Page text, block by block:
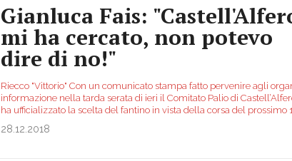
Gianluca Fais:
mi ha cercato, non potevo
dire di no!"
Riecco "Vittorio" Con un comunicato stampa fatto pervenire agli
informazione nella tarda serata di ieri il Comitato Palio di
ha ufficializzato la scelta del fantino in vista della corsa del prossimo
28.12.2018